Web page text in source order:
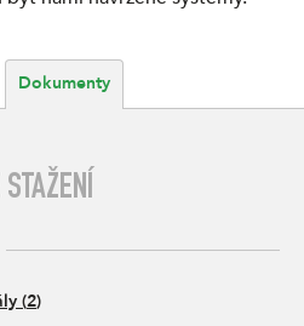
Dokumenty
STAŽENÍ
(2)